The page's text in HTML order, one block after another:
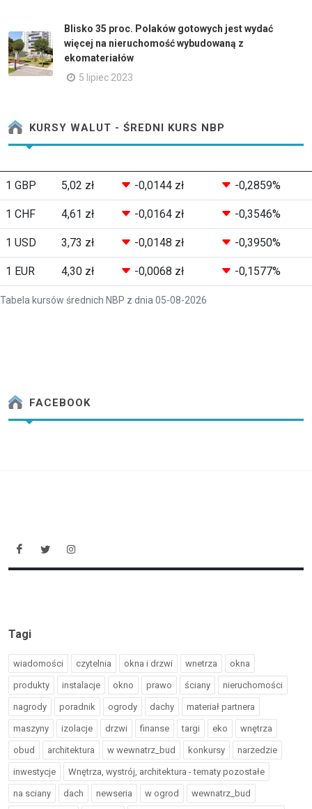
Blisko 35 proc. Polaków gotowych jest wydać
więcej na nieruchomość wybudowaną z
ekomateriałów
5 lipiec 2023
KURSY WALUT - ŚREDNI KURS NBP
Tabela kursów średnich NBP z dnia 05-08-2026
1 GBP 5,02 zł -0,0144 zł -0,2859%
1 CHF 4,61 zł -0,0164 zł -0,3546%
1 USD 3,73 zł -0,0148 zł -0,3950%
1 EUR 4,30 zł -0,0068 zł -0,1577%
FACEBOOK
Tagi
wiadomości czytelnia okna i drzwi wnetrza okna
produkty instalacje okno prawo ściany nieruchomości
nagrody poradnik ogrody dachy materiał partnera
maszyny izolacje drzwi finanse targi eko wnętrza
obud architektura w wewnatrz_bud konkursy narzedzie
inwestycje Wnętrza, wystrój, architektura - tematy pozostałe
na sciany dach newseria w ogrod wewnatrz_bud